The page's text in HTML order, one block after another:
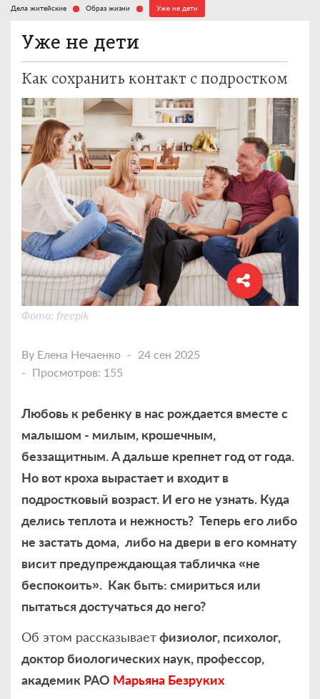
Дела житейские Образ жизни Уже не дети
Уже не дети
Как сохранить контакт с подростком
Фото: freepik
By Елена Нечаенко
24 сен 2025
Просмотров: 155
Любовь к ребенку в нас рождается вместе с
малышом - милым, крошечным,
беззащитным. А дальше крепнет год от года.
Но вот кроха вырастает и входит в
подростковый возраст. И его не узнать. Куда
делись теплота и нежность? Теперь его либо
не застать дома, либо на двери в его комнату
висит предупреждающая табличка «не
беспокоить». Как быть: смириться или
пытаться достучаться до него?
Об этом рассказываетфизиолог, психолог,
доктор биологических наук, профессор,
академик РАО Марьяна Безруких